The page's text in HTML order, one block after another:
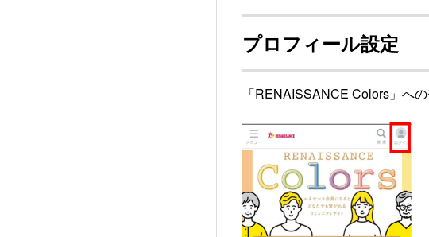
プロフィール設定
「RENAISSANCE Colors」へ